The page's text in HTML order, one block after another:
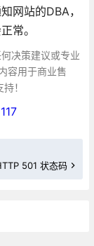
网站的DBA，
常。
决策建议或专业
容用于商业售
！
501 状态码